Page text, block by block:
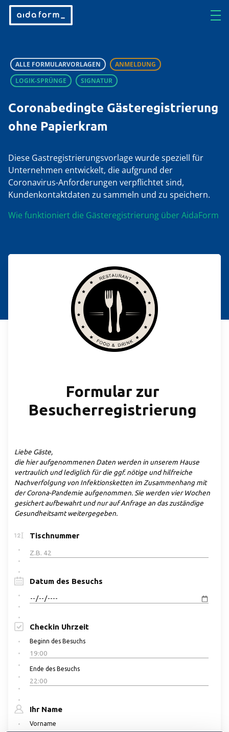
ALLE FORMULARVORLAGEN
ANMELDUNG
LOGIK-SPRÜNGE
SIGNATUR
Coronabedingte Gästeregistrierung
ohne Papierkram
Diese Gastregistrierungsvorlage wurde speziell für
Unternehmen entwickelt, die aufgrund der
Coronavirus-Anforderungen verpflichtet sind,
Kundenkontaktdaten zu sammeln und zu speichern.
Wie funktioniert die Gästeregistrierung über AidaForm